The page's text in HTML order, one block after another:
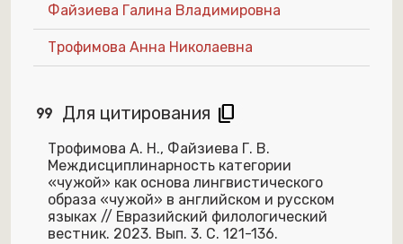
Файзиева Галина Владимировна
Трофимова Анна Николаевна
format_quote Для цитирования content_copy
Трофимова А. Н., Файзиева Г. В.
Междисциплинарность категории
«чужой» как основа лингвистического
образа «чужой» в английском и русском
языках // Евразийский филологический
вестник. 2023. Вып. 3. С. 121-136.